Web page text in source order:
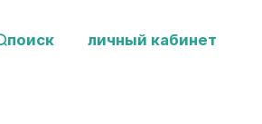
поиск личный кабинет